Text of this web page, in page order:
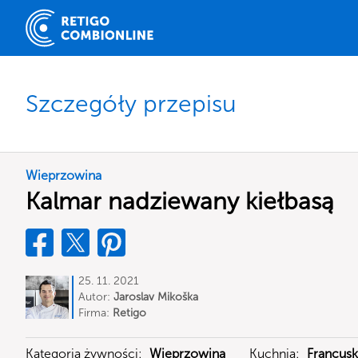
Szczegóły przepisu
Wieprzowina
Kalmar nadziewany kiełbasą
25. 11. 2021
Autor: Jaroslav Mikoška
Firma: Retigo
Kategoria żywności: Wieprzowina Kuchnia: